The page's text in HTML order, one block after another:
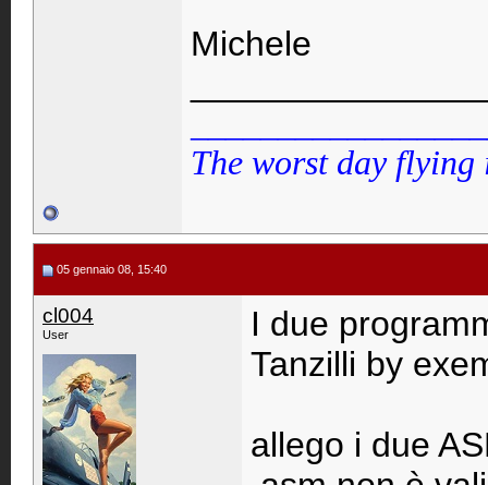
Michele
The worst day flying
05 gennaio 08, 15:40
cl004
User
I due
Tanzilli by
allego i due